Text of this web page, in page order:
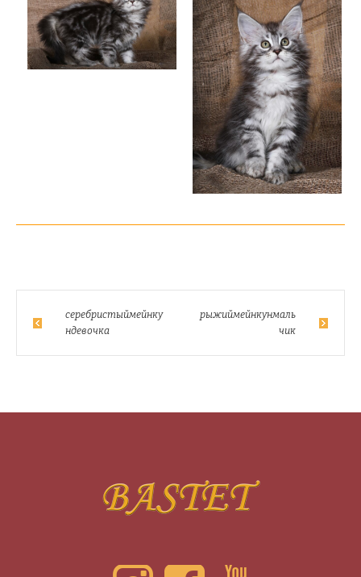
серебристыймейнку
ндевочка
рыжиймейнкунмаль
чик